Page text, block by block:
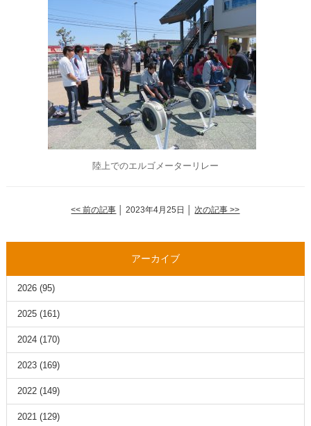
陸上でのエルゴメーターリレー
<< 前の記事 │ 2023年4月25日 │ 次の記事 >>
アーカイブ
2026(95)
2025(161)
2024(170)
2023(169)
2022(149)
2021(129)